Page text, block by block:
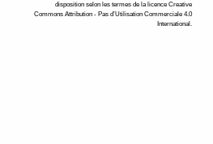
disposition selon les termes de la licence Creative
Commons Attribution - Pas d’Utilisation Commerciale 4.0
International.